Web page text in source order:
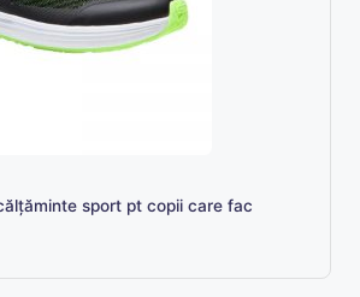
sport pt copii care fac